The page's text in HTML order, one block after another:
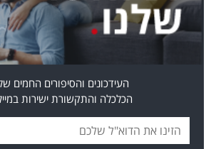
רייטינג
רכב
ופנאי
העידכונים והסיפורים החמים
הכלכלה והתקשורת ישירות